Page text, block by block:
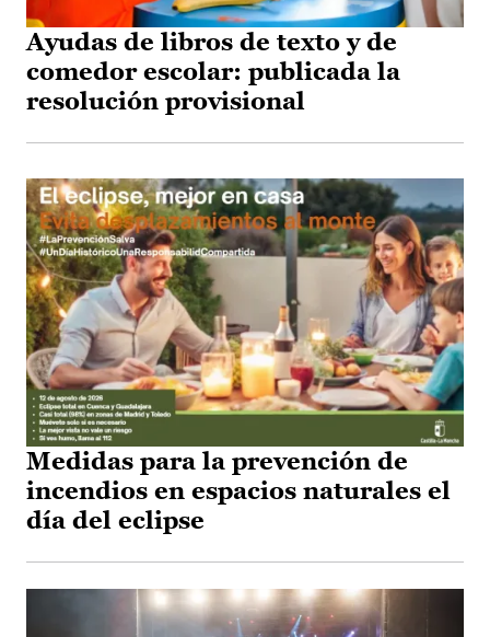
Ayudas de libros de texto y de
comedor escolar: publicada la
resolución provisional
Medidas para la prevención de
incendios en espacios naturales el
día del eclipse